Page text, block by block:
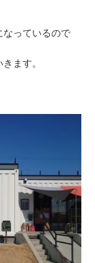
なっているので
ます。